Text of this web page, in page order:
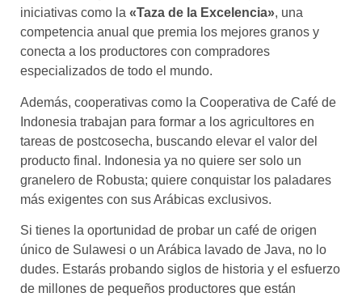
iniciativas como la «Taza de la Excelencia», una
competencia anual que premia los mejores granos y
conecta a los productores con compradores
especializados de todo el mundo.
Además, cooperativas como la Cooperativa de Café de
Indonesia trabajan para formar a los agricultores en
tareas de postcosecha, buscando elevar el valor del
producto final. Indonesia ya no quiere ser solo un
granelero de Robusta; quiere conquistar los paladares
más exigentes con sus Arábicas exclusivos.
Si tienes la oportunidad de probar un café de origen
único de Sulawesi o un Arábica lavado de Java, no lo
dudes. Estarás probando siglos de historia y el esfuerzo
de millones de pequeños productores que están